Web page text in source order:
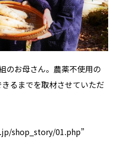
お母さん。農薬不使用の
るまでを取材させていただ
shop_story/01.php”